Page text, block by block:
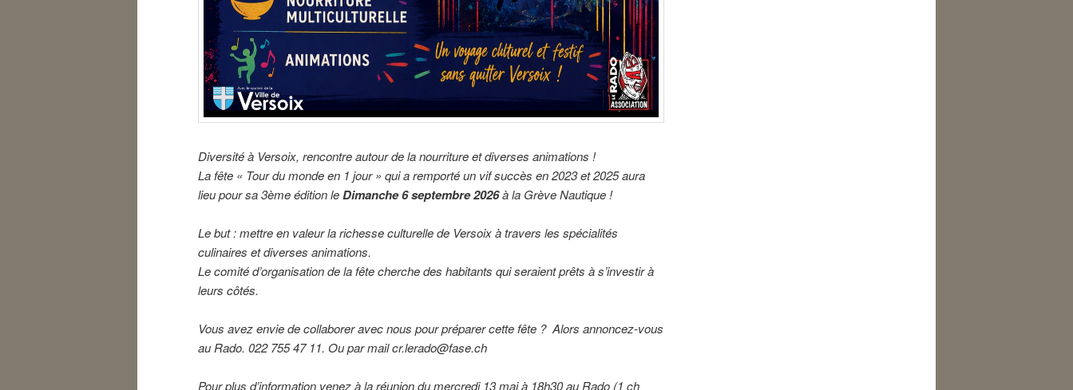
Diversité à Versoix, rencontre autour de la nourriture et diverses animations !
La fête « Tour du monde en 1 jour » qui a remporté un vif succès en 2023 et 2025 aura
lieu pour sa 3ème édition leDimanche 6 septembre 2026à la Grève Nautique !
Le but : mettre en valeur la richesse culturelle de Versoix à travers les spécialités
culinaires et diverses animations.
Le comité d’organisation de la fête cherche des habitants qui seraient prêts à s’investir à
leurs côtés.
Vous avez envie de collaborer avec nous pour préparer cette fête ? Alors annoncez-vous
au Rado. 022 755 47 11. Ou par mail cr.lerado@fase.ch
Pour plus d’information venez à laréunion du mercredi 13 mai à 18h30au Rado (1 ch